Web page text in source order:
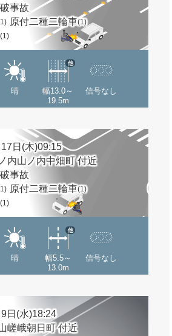
事故
原付二種二輪車(1)
(1)
晴
幅13.0～
19.5m
他
信号なし
日(木)09:15
内山ノ内中畑町 付近
事故
原付二種二輪車(1)
(1)
晴
幅5.5～
13.0m
他
信号なし
日(水)18:24
嵯峨朝日町 付近